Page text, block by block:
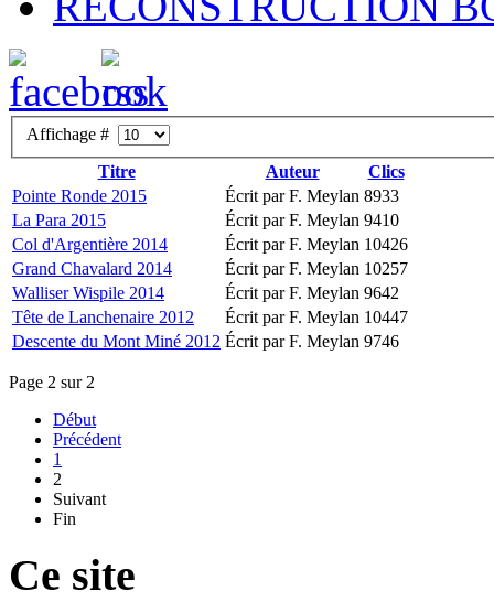
Affichage #
Titre
Auteur
Clics
Pointe Ronde 2015
Écrit par F. Meylan 8933
La Para 2015
Écrit par F. Meylan 9410
Col d'Argentière 2014
Écrit par F. Meylan 10426
Grand Chavalard 2014
Écrit par F. Meylan 10257
Walliser Wispile 2014
Écrit par F. Meylan 9642
Tête de Lanchenaire 2012
Écrit par F. Meylan 10447
Descente du Mont Miné 2012 Écrit par F. Meylan 9746
Page 2 sur 2
Début
Précédent
1
2
Suivant
Fin
Ce site